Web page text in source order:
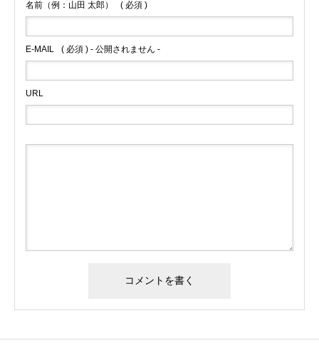
名前（例：山田 太郎） ( 必須 )
E-MAIL ( 必須 ) - 公開されません -
URL